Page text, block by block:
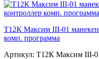
Т12К Максим III-01
комп. программа
Артикул: Т12К Максим III-